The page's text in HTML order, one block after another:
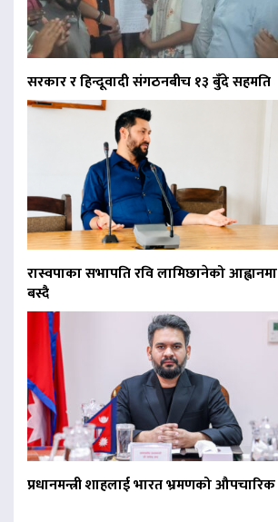
सरकार र हिन्दूवादी संगठनबीच १३ बुँदे सहमति
रास्वपाका सभापति रवि लामिछानेको
बस्दै
प्रधानमन्त्री शाहलाई भारत भ्रमणको औपचारिक